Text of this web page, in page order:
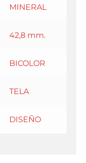
MINERAL
42,8 mm.
BICOLOR
TELA
DISEÑO